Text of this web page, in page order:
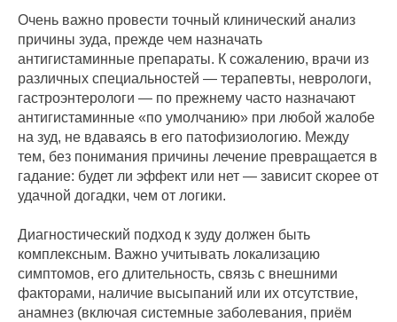
Очень важно провести точный клинический анализ
причины зуда, прежде чем назначать
антигистаминные препараты. К сожалению, врачи из
различных специальностей — терапевты, неврологи,
гастроэнтерологи — по прежнему часто назначают
антигистаминные «по умолчанию» при любой жалобе
на зуд, не вдаваясь в его патофизиологию. Между
тем, без понимания причины лечение превращается в
гадание: будет ли эффект или нет — зависит скорее от
удачной догадки, чем от логики.
Диагностический подход к зуду должен быть
комплексным. Важно учитывать локализацию
симптомов, его длительность, связь с внешними
факторами, наличие высыпаний или их отсутствие,
анамнез (включая системные заболевания, приём